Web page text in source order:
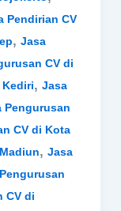
Pendirian CV
, Jasa
CV di
Kediri, Jasa
Pengurusan
CV di Kota
, Jasa
CV di